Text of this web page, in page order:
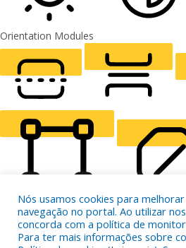
LIGHT CONTRAST
Orientation Modules
READING LINE READING MASK
HIGHLIGHT CONTENT STOP
Nós usamos cookies para
navegação no portal. Ao utilizar
concorda com a política de
Para ter mais informações sobre